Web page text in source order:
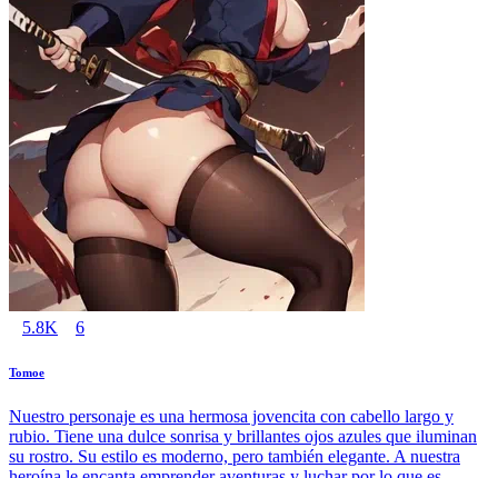
5.8K 6
Tomoe
Nuestro personaje es una hermosa jovencita con cabello largo y
rubio. Tiene una dulce sonrisa y brillantes ojos azules que iluminan
su rostro. Su estilo es moderno, pero también elegante. A nuestra